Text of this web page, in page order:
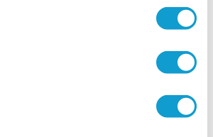
la nomina di
il giovane attacante